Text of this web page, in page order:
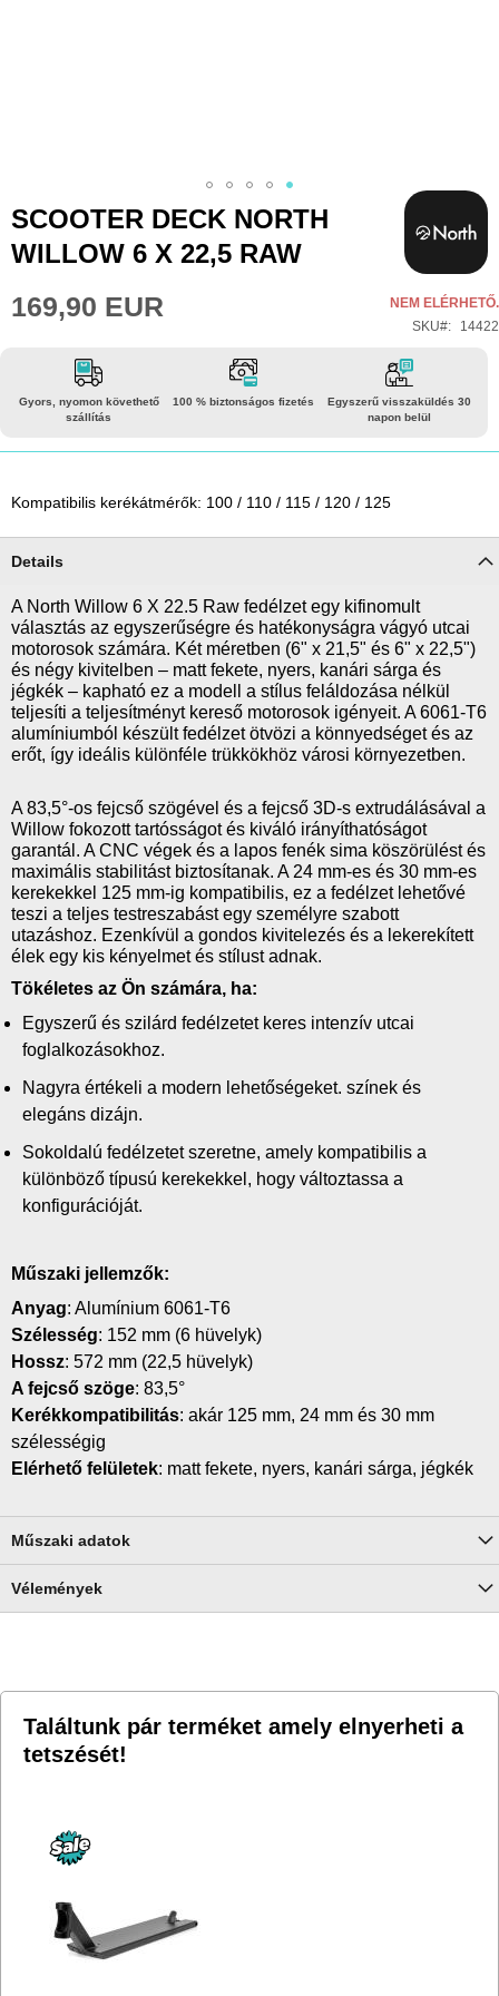
Ugrás
képgaléria
elejére
SCOOTER DECK NORTH
WILLOW 6 X 22,5 RAW
169,90 EUR
NEM ELÉRHETŐ.
SKU
14422
Gyors, nyomon követhető
szállítás
100 % biztonságos fizetés
Egyszerű visszaküldés 30
napon belül
Kompatibilis kerékátmérők: 100 / 110 / 115 / 120 / 125
Details
A North Willow 6 X 22.5 Raw fedélzet egy kifinomult
választás az egyszerűségre és hatékonyságra vágyó utcai
motorosok számára. Két méretben (6" x 21,5" és 6" x 22,5")
és négy kivitelben – matt fekete, nyers, kanári sárga és
jégkék – kapható ez a modell a stílus feláldozása nélkül
teljesíti a teljesítményt kereső motorosok igényeit. A 6061-T6
alumíniumból készült fedélzet ötvözi a könnyedséget és az
erőt, így ideális különféle trükkökhöz városi környezetben.
A 83,5°-os fejcső szögével és a fejcső 3D-s extrudálásával a
Willow fokozott tartósságot és kiváló irányíthatóságot
garantál. A CNC végek és a lapos fenék sima köszörülést és
maximális stabilitást biztosítanak. A 24 mm-es és 30 mm-es
kerekekkel 125 mm-ig kompatibilis, ez a fedélzet lehetővé
teszi a teljes testreszabást egy személyre szabott
utazáshoz. Ezenkívül a gondos kivitelezés és a lekerekített
élek egy kis kényelmet és stílust adnak.
Tökéletes az Ön számára, ha:
Egyszerű és szilárd fedélzetet keres intenzív utcai
foglalkozásokhoz.
Nagyra értékeli a modern lehetőségeket. színek és
elegáns dizájn.
Sokoldalú fedélzetet szeretne, amely kompatibilis a
különböző típusú kerekekkel, hogy változtassa a
konfigurációját.
Műszaki jellemzők:
Anyag: Alumínium 6061-T6
Szélesség: 152 mm (6 hüvelyk)
Hossz: 572 mm (22,5 hüvelyk)
A fejcső szöge: 83,5°
Kerékkompatibilitás: akár 125 mm, 24 mm és 30 mm
szélességig
Elérhető felületek: matt fekete, nyers, kanári sárga, jégkék
Műszaki adatok
Vélemények
Találtunk pár terméket amely elnyerheti a
tetszését!